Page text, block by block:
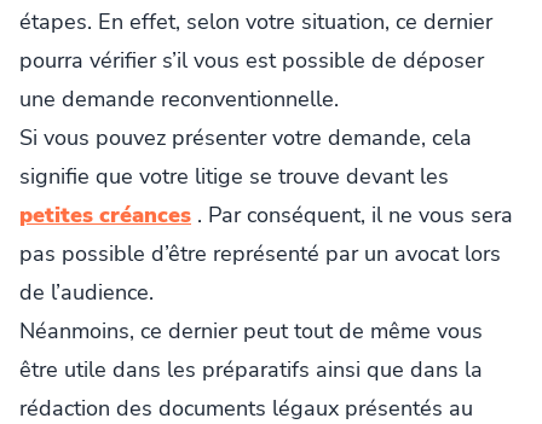
étapes. En effet, selon votre situation, ce dernier
pourra vérifier s’il vous est possible de déposer
une demande reconventionnelle.
Si vous pouvez présenter votre demande, cela
signifie que votre litige se trouve devant les
petites créances . Par conséquent, il ne vous sera
pas possible d’être représenté par un avocat lors
de l’audience.
Néanmoins, ce dernier peut tout de même vous
être utile dans les préparatifs ainsi que dans la
rédaction des documents légaux présentés au